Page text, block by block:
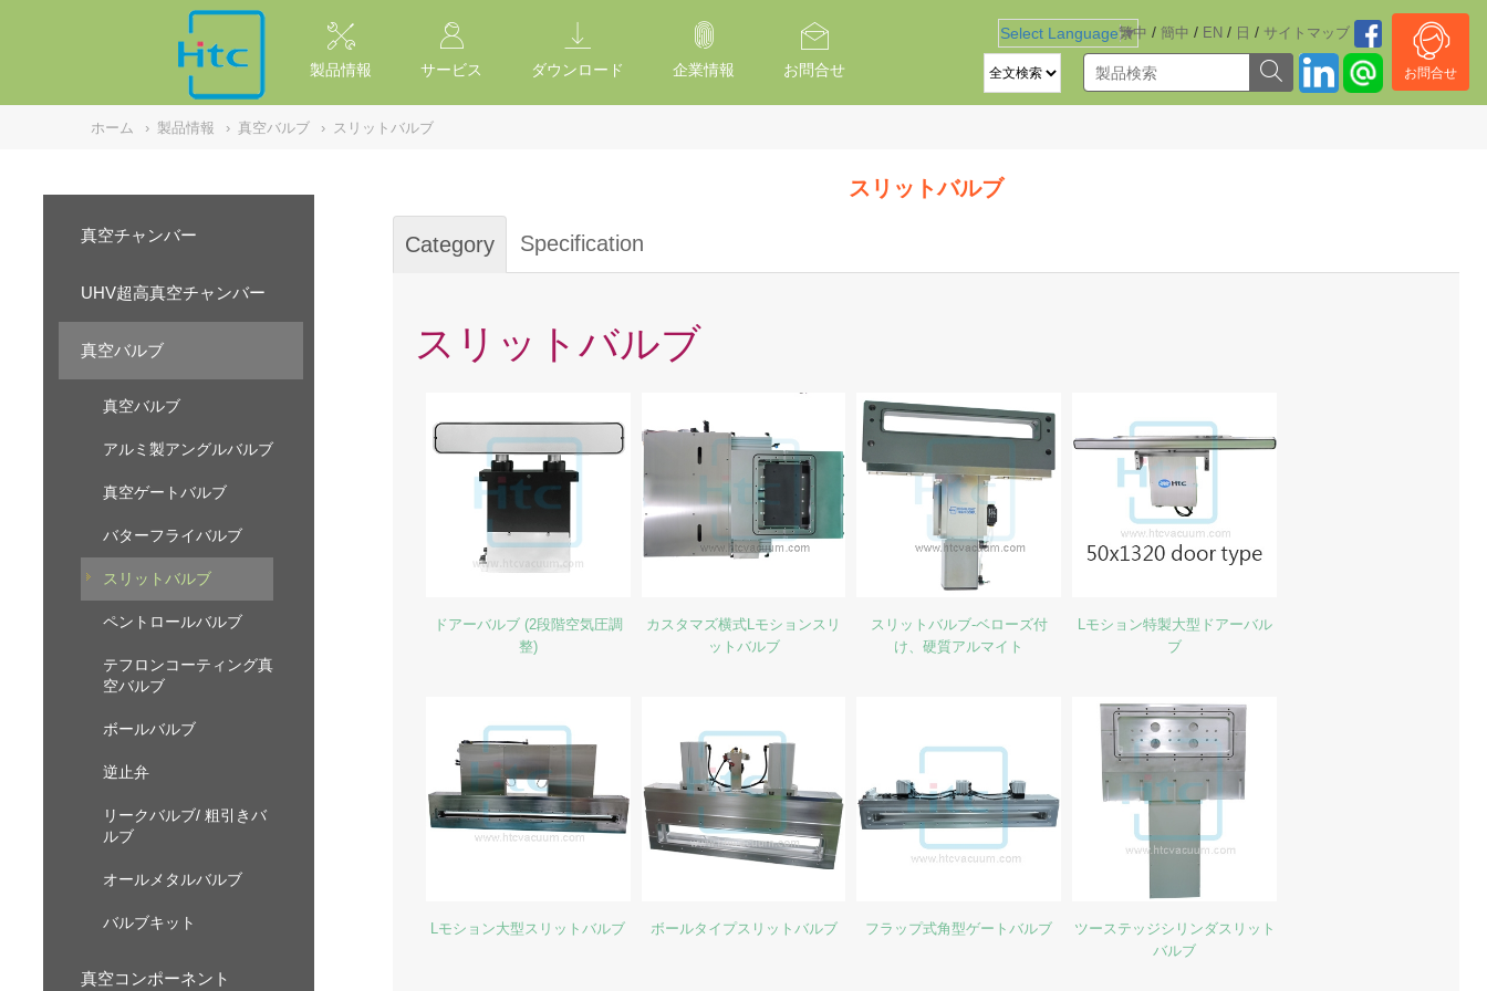
繁中 / 簡中 / EN / 日 / サイトマッブ
Select Language ▼
お問合せ
製品情報 サービス ダウンロード 企業情報 お問合せ
ホーム › 製品情報 › 真空バルブ › スリットバルブ
真空チャンバー
UHV超高真空チャンバー
真空バルブ
真空バルブ
アルミ製アングルバルブ
真空ゲートバルブ
バターフライバルブ
スリットバルブ
ペントロールバルブ
テフロンコーティング真
空バルブ
ボールバルブ
逆止弁
リークバルブ/ 粗引きバ
ルブ
オールメタルバルブ
バルブキット
真空コンポーネント
スリットバルブ
Category Specification
スリットバルブ
ドアーバルブ (2段階空気圧調
整)
カスタマズ横式Lモションスリ
ットバルブ
スリットバルブ-ベローズ付
け、硬質アルマイト
Lモション特製大型ドアーバル
ブ
Lモション大型スリットバルブ ボールタイプスリットバルブ フラップ式角型ゲートバルブ
ツーステッジシリンダスリット
バルブ